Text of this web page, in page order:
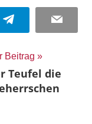
Telegram Email
Beitrag
Teufel die